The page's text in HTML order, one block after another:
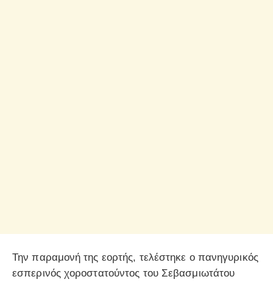
Την παραμονή της εορτής, τελέστηκε ο πανηγυρικός
εσπερινός χοροστατούντος του Σεβασμιωτάτου